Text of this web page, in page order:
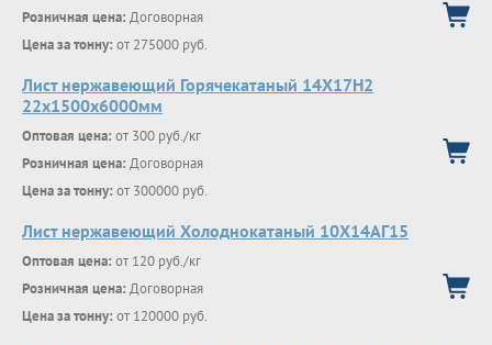
Розничная цена: Договорная
Цена за тонну: от 275000 руб.
Лист нержавеющий Горячекатаный 14Х17Н2
22x1500x6000мм
Оптовая цена: от 300 руб./кг
Розничная цена: Договорная
Цена за тонну: от 300000 руб.
Лист нержавеющий Холоднокатаный 10Х14АГ15
Оптовая цена: от 120 руб./кг
Розничная цена: Договорная
Цена за тонну: от 120000 руб.